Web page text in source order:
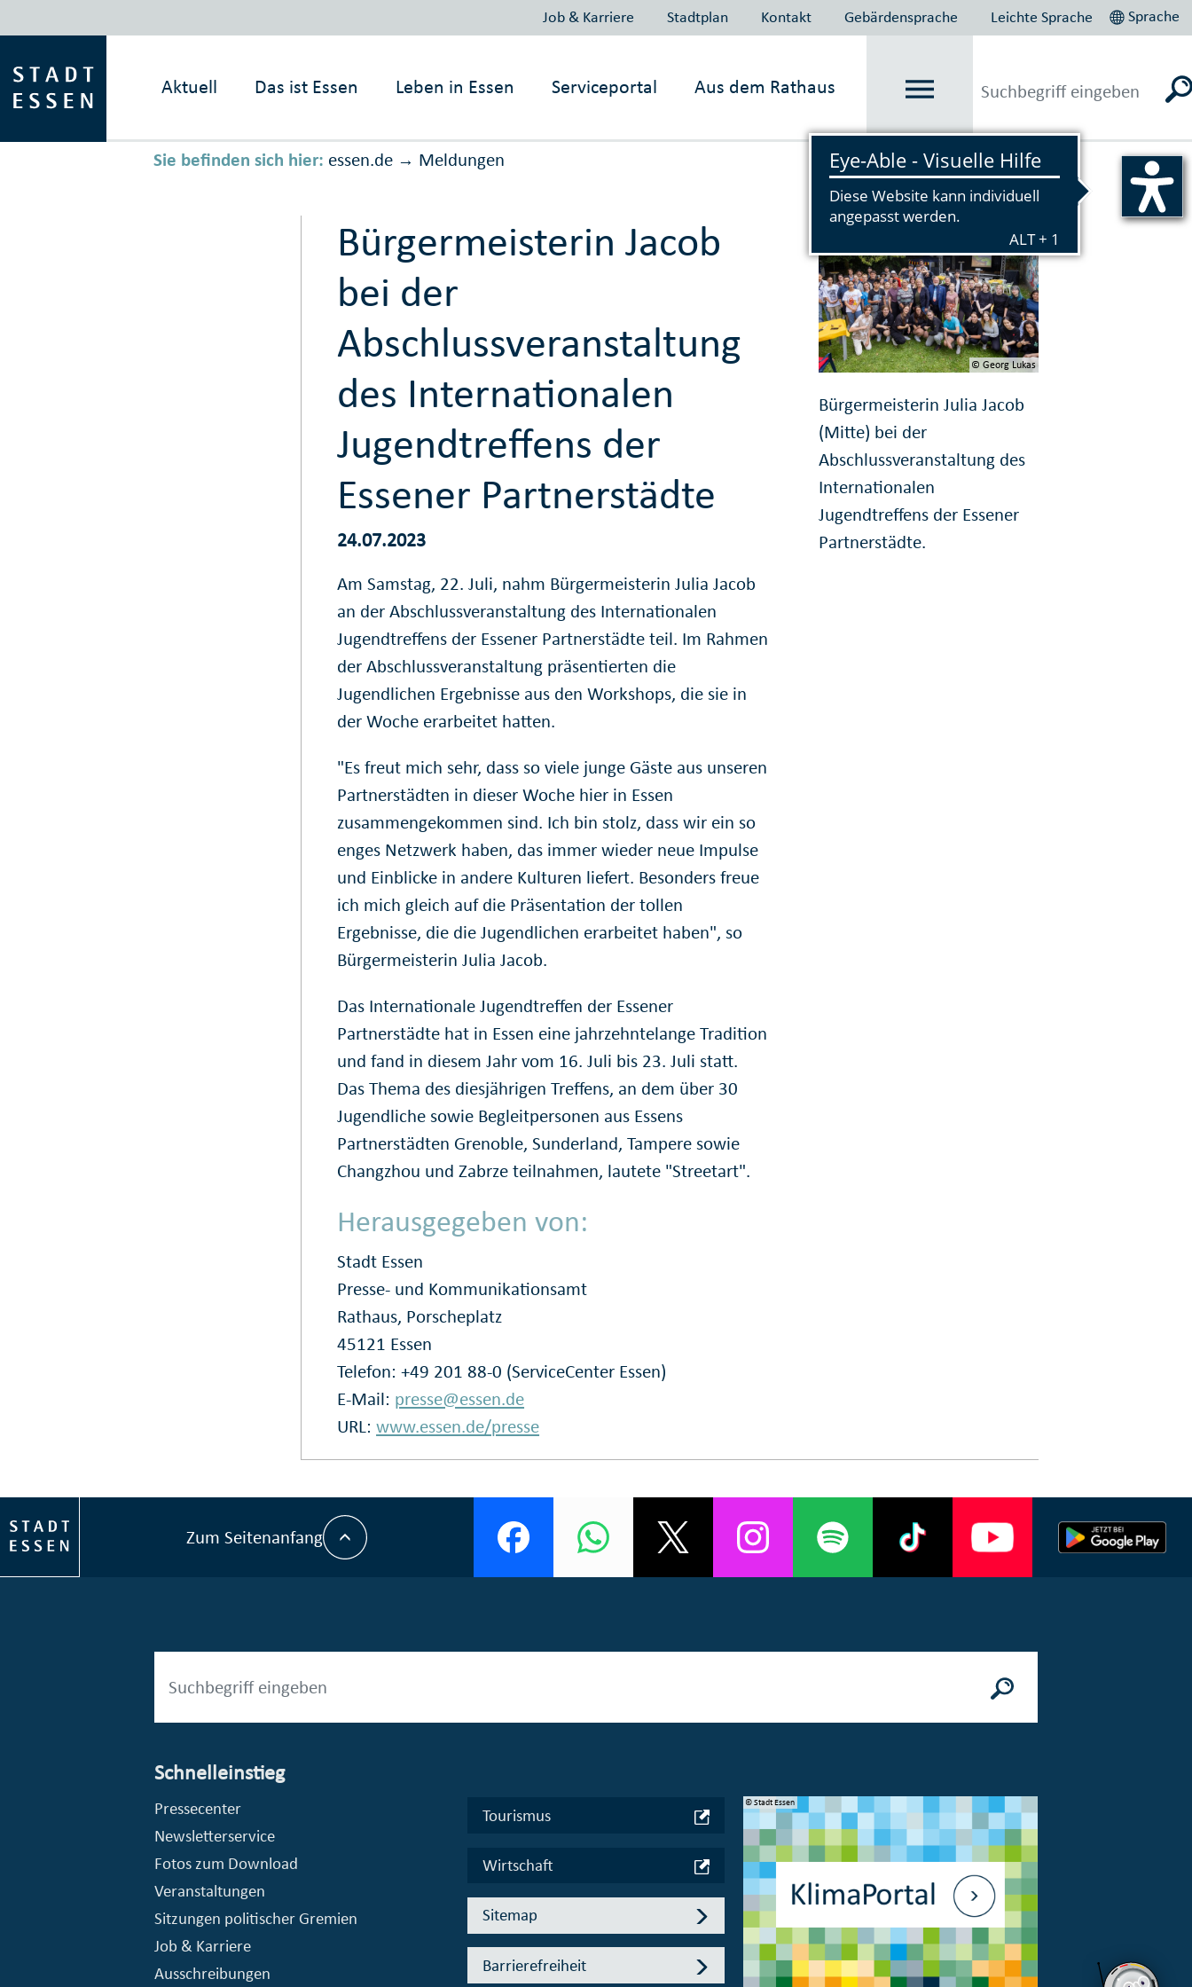
Job & Karriere Stadtplan Kontakt Gebärdensprache Leichte Sprache Sprache
Aktuell Das ist Essen Leben in Essen Serviceportal Aus dem Rathaus
Sie befinden sich hier: essen.de → Meldungen Vorlesen
Bürgermeisterin Jacob
bei der
Abschlussveranstaltung
des Internationalen
Jugendtreffens der
Essener Partnerstädte
24.07.2023
Am Samstag, 22. Juli, nahm Bürgermeisterin Julia Jacob
an der Abschlussveranstaltung des Internationalen
Jugendtreffens der Essener Partnerstädte teil. Im Rahmen
der Abschlussveranstaltung präsentierten die
Jugendlichen Ergebnisse aus den Workshops, die sie in
der Woche erarbeitet hatten.
"Es freut mich sehr, dass so viele junge Gäste aus unseren
Partnerstädten in dieser Woche hier in Essen
zusammengekommen sind. Ich bin stolz, dass wir ein so
enges Netzwerk haben, das immer wieder neue Impulse
und Einblicke in andere Kulturen liefert. Besonders freue
ich mich gleich auf die Präsentation der tollen
Ergebnisse, die die Jugendlichen erarbeitet haben", so
Bürgermeisterin Julia Jacob.
Das Internationale Jugendtreffen der Essener
Partnerstädte hat in Essen eine jahrzehntelange Tradition
und fand in diesem Jahr vom 16. Juli bis 23. Juli statt.
Das Thema des diesjährigen Treffens, an dem über 30
Jugendliche sowie Begleitpersonen aus Essens
Partnerstädten Grenoble, Sunderland, Tampere sowie
Changzhou und Zabrze teilnahmen, lautete "Streetart".
Herausgegeben von:
Stadt Essen
Presse- und Kommunikationsamt
Rathaus, Porscheplatz
45121 Essen
Telefon: +49 201 88-0 (ServiceCenter Essen)
E-Mail: presse@essen.de
URL:www.essen.de/presse
© Georg Lukas
Bürgermeisterin Julia Jacob
(Mitte) bei der
Abschlussveranstaltung des
Internationalen
Jugendtreffens der Essener
Partnerstädte.
Zum Seitenanfang
Schnelleinstieg
Pressecenter
Newsletterservice
Fotos zum Download
Veranstaltungen
Sitzungen politischer Gremien
Job & Karriere
Ausschreibungen
Tourismus
Wirtschaft
Sitemap
Barrierefreiheit
© Stadt Essen, Presse- und Kommunikationsamt © Stadt Essen